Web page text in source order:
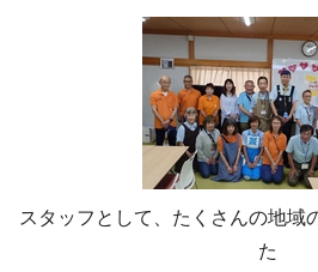
スタッフとして、たくさんの地域
た